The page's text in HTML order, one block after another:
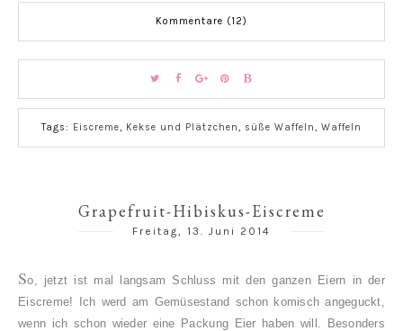
Kommentare (12)
Tags: Eiscreme, Kekse und Plätzchen, süße Waffeln, Waffeln
Grapefruit-Hibiskus-Eiscreme
Freitag, 13. Juni 2014
So, jetzt ist mal langsam Schluss mit den ganzen Eiern in der
Eiscreme! Ich werd am Gemüsestand schon komisch angeguckt,
wenn ich schon wieder eine Packung Eier haben will. Besonders